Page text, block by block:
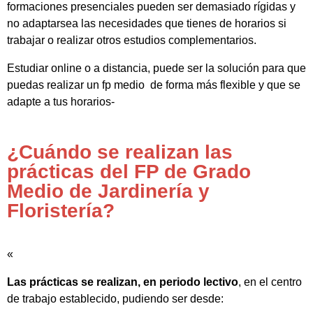
formaciones presenciales pueden ser demasiado rígidas y
no adaptarsea las necesidades que tienes de horarios si
trabajar o realizar otros estudios complementarios.
Estudiar online o a distancia, puede ser la solución para que
puedas realizar un fp medio de forma más flexible y que se
adapte a tus horarios-
¿Cuándo se realizan las
prácticas del FP de Grado
Medio de Jardinería y
Floristería?
«
Las prácticas se realizan, en periodo lectivo, en el centro
de trabajo establecido, pudiendo ser desde: